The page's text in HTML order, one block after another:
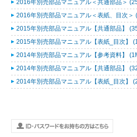
2016年別売部品マニュアル＜共通部品＞
2016年別売部品マニュアル＜表紙、目次＞
2015年別売部品マニュアル【共通部品】
2015年別売部品マニュアル【表紙_目次】
2014年別売部品マニュアル【参考資料】
2014年別売部品マニュアル【共通部品】
2014年別売部品マニュアル【表紙_目次】